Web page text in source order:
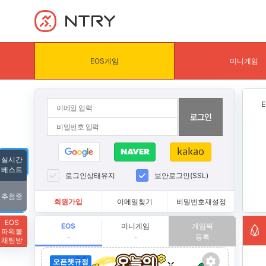
NTRY
EOS게임 미니게임
로그인상태유지 보안로그인(SSL)
회원가입 이메일찾기 비밀번호재설정
EOS
-
미니게임
-
게임픽
등록
실시간
베스트
추첨중
EOS
파워볼
채팅방